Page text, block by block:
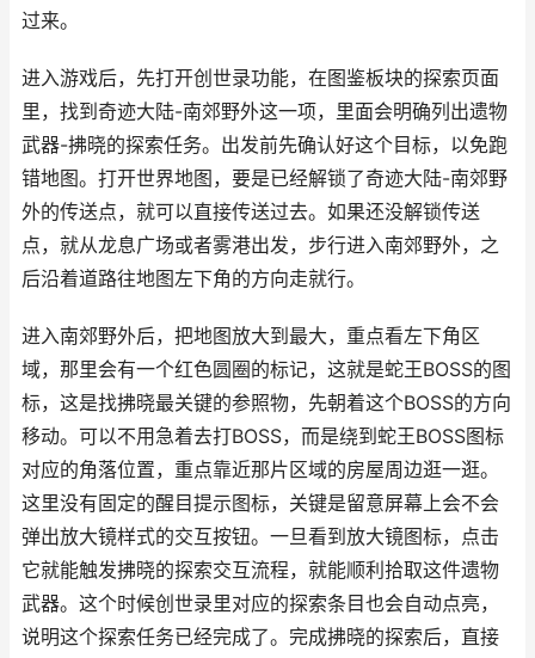
过来。
进入游戏后，先打开创世录功能，在图鉴板块的探索页面
里，找到奇迹大陆-南郊野外这一项，里面会明确列出遗物
武器-拂晓的探索任务。出发前先确认好这个目标，以免跑
错地图。打开世界地图，要是已经解锁了奇迹大陆-南郊野
外的传送点，就可以直接传送过去。如果还没解锁传送
点，就从龙息广场或者雾港出发，步行进入南郊野外，之
后沿着道路往地图左下角的方向走就行。
进入南郊野外后，把地图放大到最大，重点看左下角区
域，那里会有一个红色圆圈的标记，这就是蛇王BOSS的图
标，这是找拂晓最关键的参照物，先朝着这个BOSS的方向
移动。可以不用急着去打BOSS，而是绕到蛇王BOSS图标
对应的角落位置，重点靠近那片区域的房屋周边逛一逛。
这里没有固定的醒目提示图标，关键是留意屏幕上会不会
弹出放大镜样式的交互按钮。一旦看到放大镜图标，点击
它就能触发拂晓的探索交互流程，就能顺利拾取这件遗物
武器。这个时候创世录里对应的探索条目也会自动点亮，
说明这个探索任务已经完成了。完成拂晓的探索后，直接